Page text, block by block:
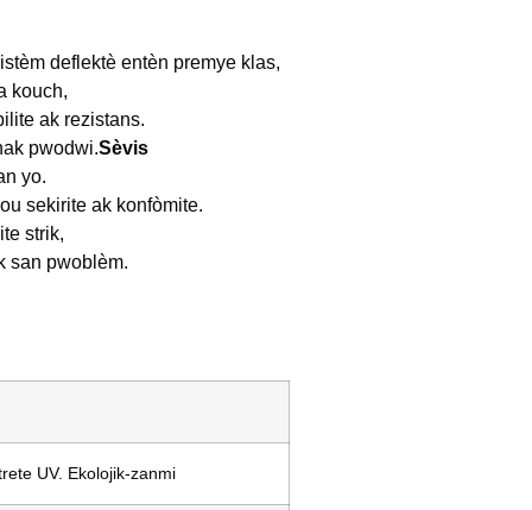
deflektè entèn premye klas,
kouch,
ak rezistans.
pwodwi.Sèvis
yo.
sekirite ak konfòmite.
strik,
san pwoblèm.
UV. Ekolojik-zanmi